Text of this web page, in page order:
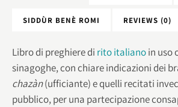
SIDDÙR BENÈ ROMI REVIEWS (0)
Libro di preghiere di rito italianoin uso
sinagoghe, con chiare indicazioni dei
chazàn(ufficiante) e quelli recitati
pubblico, per una partecipazione